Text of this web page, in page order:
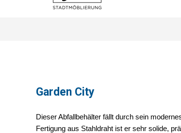
Garden City
Dieser Abfallbehälter fällt durch sein
Fertigung aus Stahldraht ist er sehr solide,